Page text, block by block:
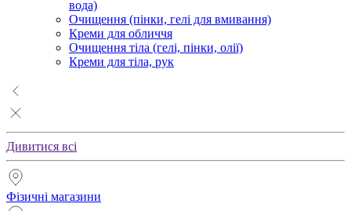
вода)
Очищення (пінки, гелі для вмивання)
Креми для обличчя
Очищення тіла (гелі, пінки, олії)
Креми для тіла, рук
Дивитися всі
Фізичні магазини